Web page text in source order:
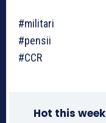
#militari
#pensii
#CCR
Hot this week